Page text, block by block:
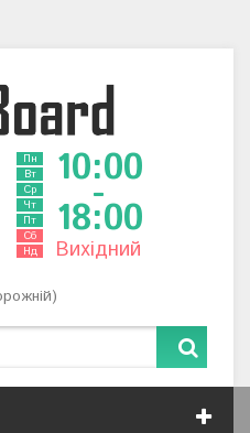
Пн
Вт
Ср
Чт
Пт
Сб
Нд
10:00
-
18:00
Вихідний